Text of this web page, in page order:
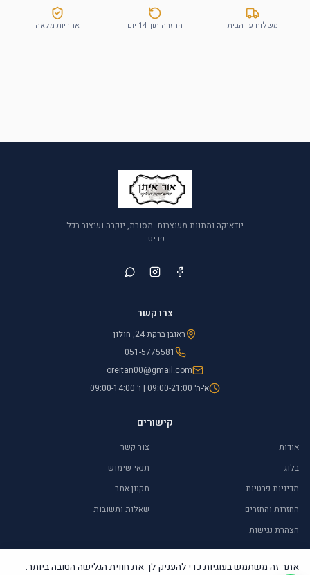
משלוח עד הבית החזרה תוך 14 יום אחריות מלאה
יודאיקה ומתנות מעוצבות. מסורת, יוקרה ועיצוב בכל
פריט.
צרו קשר
ראובן ברקת 24, חולון
051-5775581
oreitan00@gmail.com
א׳-ה׳ 09:00-21:00 | ו׳ 09:00-14:00
קישורים
אודות
צור קשר
בלוג
תנאי שימוש
מדיניות פרטיות
תקנון אתר
החזרות והחזרים
שאלות ותשובות
הצהרת נגישות
אתר זה משתמש בעוגיות כדי להעניק לך את חווית הגלישה הטובה ביותר.